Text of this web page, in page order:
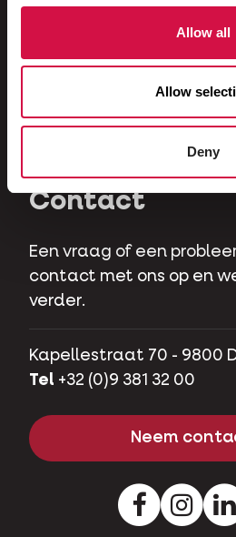
Allow all
Allow
Deny
Katten
Herbivoren
Contact
Een vraag of een
contact met ons op en
verder.
Kapellestraat 70 - 9800
Tel +32 (0)9 381 32 00
Neem
Facebook